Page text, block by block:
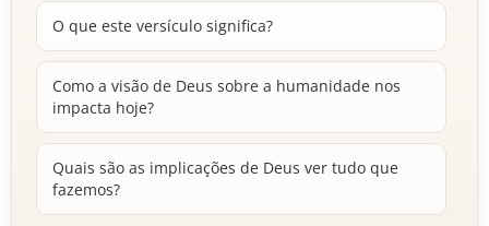
O que este versículo significa?
Como a visão de Deus sobre a humanidade nos
impacta hoje?
Quais são as implicações de Deus ver tudo que
fazemos?